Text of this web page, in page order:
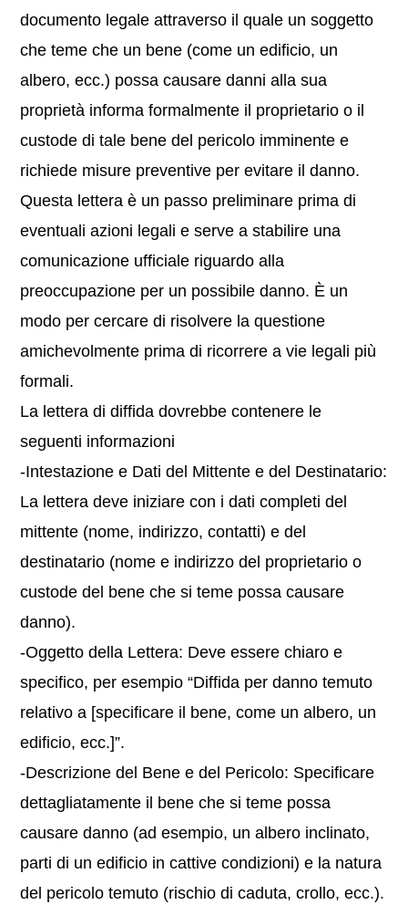
documento legale attraverso il quale un soggetto
che teme che un bene (come un edificio, un
albero, ecc.) possa causare danni alla sua
proprietà informa formalmente il proprietario o il
custode di tale bene del pericolo imminente e
richiede misure preventive per evitare il danno.
Questa lettera è un passo preliminare prima di
eventuali azioni legali e serve a stabilire una
comunicazione ufficiale riguardo alla
preoccupazione per un possibile danno. È un
modo per cercare di risolvere la questione
amichevolmente prima di ricorrere a vie legali più
formali.
La lettera di diffida dovrebbe contenere le
seguenti informazioni
-Intestazione e Dati del Mittente e del Destinatario:
La lettera deve iniziare con i dati completi del
mittente (nome, indirizzo, contatti) e del
destinatario (nome e indirizzo del proprietario o
custode del bene che si teme possa causare
danno).
-Oggetto della Lettera: Deve essere chiaro e
specifico, per esempio “Diffida per danno temuto
relativo a [specificare il bene, come un albero, un
edificio, ecc.]”.
-Descrizione del Bene e del Pericolo: Specificare
dettagliatamente il bene che si teme possa
causare danno (ad esempio, un albero inclinato,
parti di un edificio in cattive condizioni) e la natura
del pericolo temuto (rischio di caduta, crollo, ecc.).